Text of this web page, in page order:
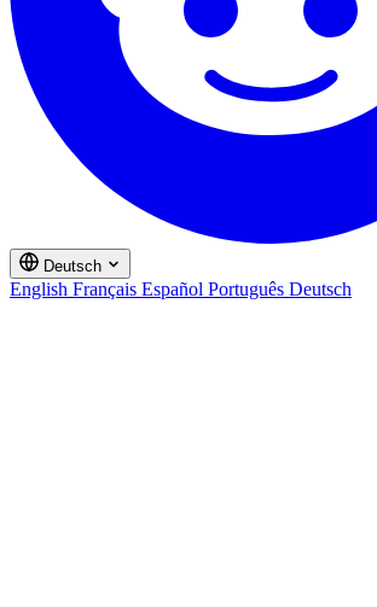
Deutsch
English Français Español Português Deutsch